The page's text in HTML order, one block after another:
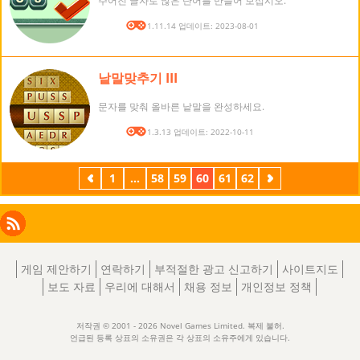
버전: 1.11.14 업데이트: 2023-08-01
낱말맞추기 III
문자를 맞춰 올바른 낱말을 완성하세요.
버전: 1.3.13 업데이트: 2022-10-11
이
전
1 ... 58 59 60 61 62
다
음
Facebook
Instagram
X
LinkedIn
RSS
게임 제안하기 연락하기 부적절한 광고 신고하기
사이트지도
보도 자료
우리에 대해서 채용 정보 개인정보 정책
저작권 © 2001 - 2026 Novel Games Limited. 복제 불허.
언급된 등록 상표의 소유권은 각 상표의 소유주에게 있습니다.